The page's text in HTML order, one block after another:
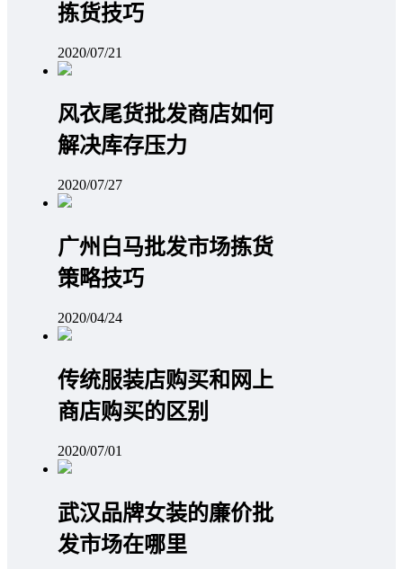
拣货技巧
2020/07/21
风衣尾货批发商店如何
解决库存压力
2020/07/27
广州白马批发市场拣货
策略技巧
2020/04/24
传统服装店购买和网上
商店购买的区别
2020/07/01
武汉品牌女装的廉价批
发市场在哪里